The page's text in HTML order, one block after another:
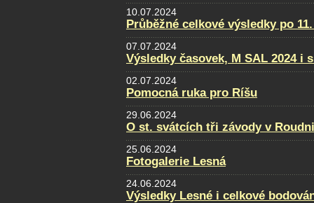
10.07.2024
Průběžné celkové výsledky po
07.07.2024
Výsledky časovek, M SAL 2024 i
02.07.2024
Pomocná ruka pro Ríšu
29.06.2024
O st. svátcích tři závody v
25.06.2024
Fotogalerie Lesná
24.06.2024
Výsledky Lesné i celkové